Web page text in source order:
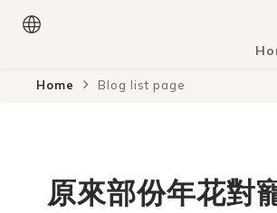
Home Blog list page
原來部份年花對